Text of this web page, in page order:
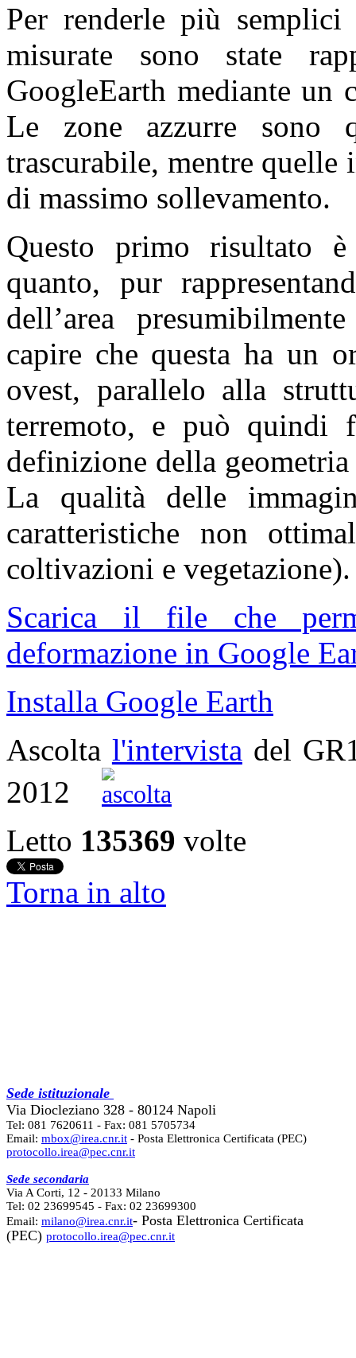
Per renderle più
misurate sono state
GoogleEarth mediante
Le zone azzurre sono
trascurabile, mentre
di massimo sollevamento.
Questo primo risultato è
quanto, pur
dell’area
capire che questa ha un
ovest, parallelo alla
terremoto, e può quindi
definizione della
La qualità delle
caratteristiche non
coltivazioni e vegetazione).
Scarica il file che
deformazione in Google
Installa Google Earth
Ascolta l'intervista del
2012
Letto 135369 volte
Torna in alto
Sede istituzionale
Via Diocleziano 328 - 80124 Napoli
Tel: 081 7620611 - Fax: 081 5705734
Email: mbox@irea.cnr.it - Posta Elettronica Certificata (PEC)
protocollo.irea@pec.cnr.it
Sede secondaria
Via A Corti, 12 - 20133 Milano
Tel: 02 23699545 - Fax: 02 23699300
Email: milano@irea.cnr.it- Posta Elettronica Certificata
(PEC) protocollo.irea@pec.cnr.it